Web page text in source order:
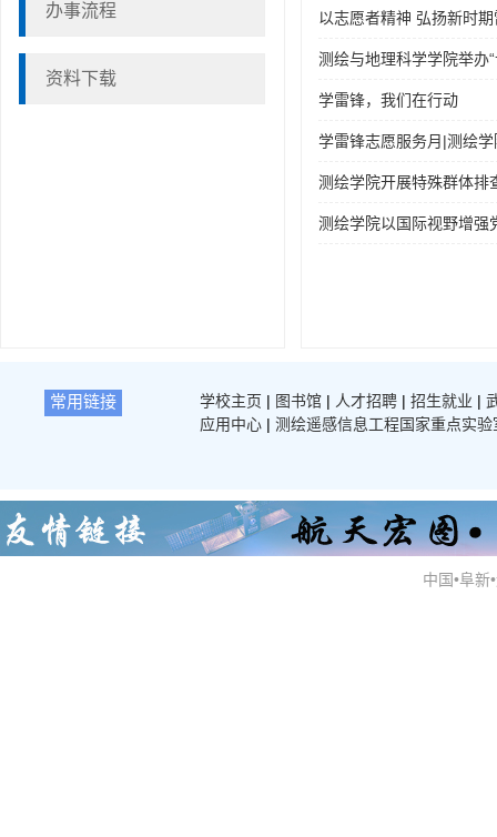
办事流程
资料下载
以志愿者精神 弘扬新时
测绘与地理科学学院举办
学雷锋，我们在行动
学雷锋志愿服务月|测绘
测绘学院开展特殊群体排
测绘学院以国际视野增强
常用链接 学校主页 | 图书馆 | 人才招聘 | 招生就业 |
应用中心 | 测绘遥感信息工程国家重点实验
中国•阜新